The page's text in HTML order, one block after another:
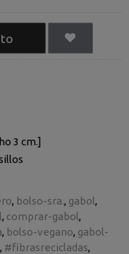
3 cm.]
bolso-sra. gabol
comprar-gabol
bolso-vegano gabol-
#fibrasrecicladas